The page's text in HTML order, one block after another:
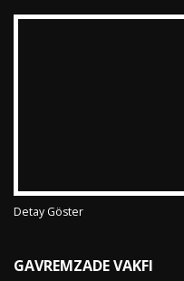
Detay Göster
GAVREMZADE VAKFI